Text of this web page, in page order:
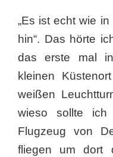
„Es ist echt wie
hin“. Das hörte
das erste mal
kleinen
weißen
wieso sollte
Flugzeug von
fliegen um dort